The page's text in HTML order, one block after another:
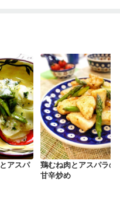
アスパ
鶏むね肉とアスパラの
甘辛炒め